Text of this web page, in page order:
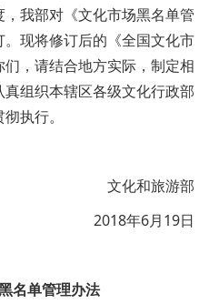
我部对《文化市场黑名单管
现将修订后的《全国文化市
，请结合地方实际，制定相
组织本辖区各级文化行政部
执行。
文化和旅游部
2018年6月19日
名单管理办法